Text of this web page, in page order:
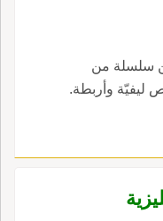
سلسلة من
ليفيّة وأربطة.